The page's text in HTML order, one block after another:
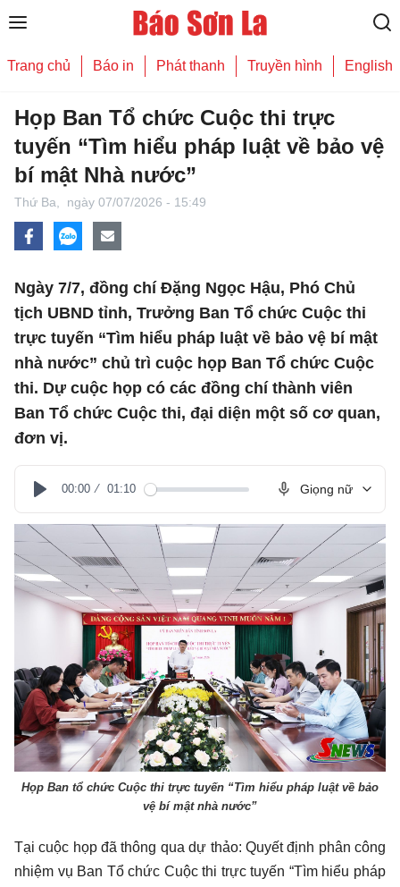
Trang chủ Báo in Phát thanh Truyền hình English
Họp Ban Tổ chức Cuộc thi trực
tuyến “Tìm hiểu pháp luật về bảo vệ
bí mật Nhà nước”
Thứ Ba, ngày 07/07/2026 - 15:49
Ngày 7/7, đồng chí Đặng Ngọc Hậu, Phó Chủ
tịch UBND tỉnh, Trưởng Ban Tổ chức Cuộc thi
trực tuyến “Tìm hiểu pháp luật về bảo vệ bí mật
nhà nước” chủ trì cuộc họp Ban Tổ chức Cuộc
thi. Dự cuộc họp có các đồng chí thành viên
Ban Tổ chức Cuộc thi, đại diện một số cơ quan,
đơn vị.
Play
00:00 01:10 Giọng nữ
Họp Ban tổ chức Cuộc thi trực tuyến “Tìm hiểu pháp luật về bảo
vệ bí mật nhà nước”
Tại cuộc họp đã thông qua dự thảo: Quyết định phân công
nhiệm vụ Ban Tổ chức Cuộc thi trực tuyến “Tìm hiểu pháp